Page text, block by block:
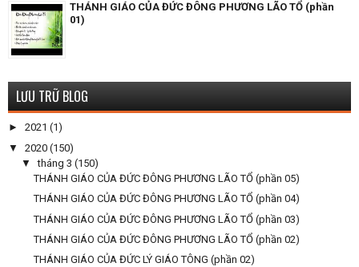
THÁNH GIÁO CỦA ĐỨC ĐÔNG PHƯƠNG LÃO TỔ (phần
01)
LƯU TRỮ BLOG
► 2021 (1)
▼ 2020 (150)
▼tháng 3 (150)
THÁNH GIÁO CỦA ĐỨC ĐÔNG PHƯƠNG LÃO TỔ (phần 05)
THÁNH GIÁO CỦA ĐỨC ĐÔNG PHƯƠNG LÃO TỔ (phần 04)
THÁNH GIÁO CỦA ĐỨC ĐÔNG PHƯƠNG LÃO TỔ (phần 03)
THÁNH GIÁO CỦA ĐỨC ĐÔNG PHƯƠNG LÃO TỔ (phần 02)
THÁNH GIÁO CỦA ĐỨC LÝ GIÁO TÔNG (phần 02)